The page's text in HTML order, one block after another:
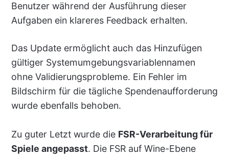
Benutzer während der Ausführung dieser
Aufgaben ein klareres Feedback erhalten.
Das Update ermöglicht auch das Hinzufügen
gültiger Systemumgebungsvariablennamen
ohne Validierungsprobleme. Ein Fehler im
Bildschirm für die tägliche Spendenaufforderung
wurde ebenfalls behoben.
Zu guter Letzt wurde die FSR-Verarbeitung für
Spiele angepasst. Die FSR auf Wine-Ebene